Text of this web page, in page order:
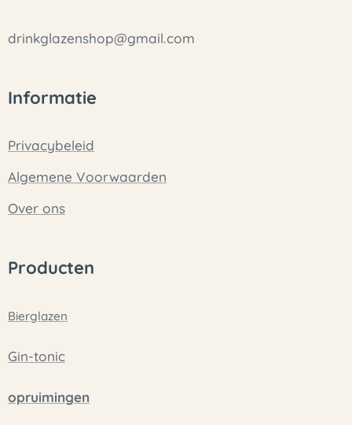
drinkglazenshop@gmail.com
Informatie
Privacybeleid
Algemene Voorwaarden
Over ons
Producten
Bierglazen
Gin-tonic
opruimingen